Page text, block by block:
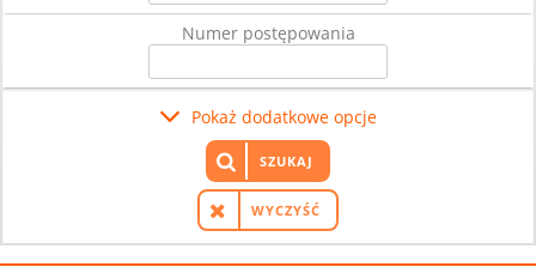
Numer postępowania
Pokaż dodatkowe opcje
WYCZYŚĆ
SZUKAJ